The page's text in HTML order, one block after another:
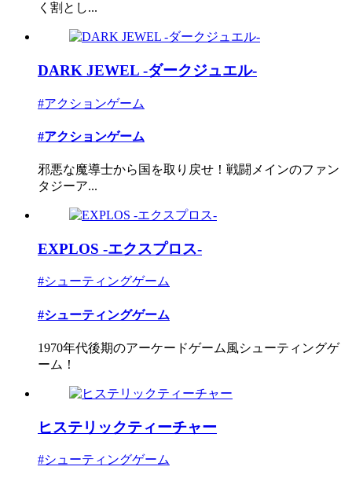
く割とし...
DARK JEWEL -ダークジュエル-
#アクションゲーム
#アクションゲーム
邪悪な魔導士から国を取り戻せ！戦闘メインのファン
タジーア...
EXPLOS -エクスプロス-
#シューティングゲーム
#シューティングゲーム
1970年代後期のアーケードゲーム風シューティングゲ
ーム！
ヒステリックティーチャー
#シューティングゲーム